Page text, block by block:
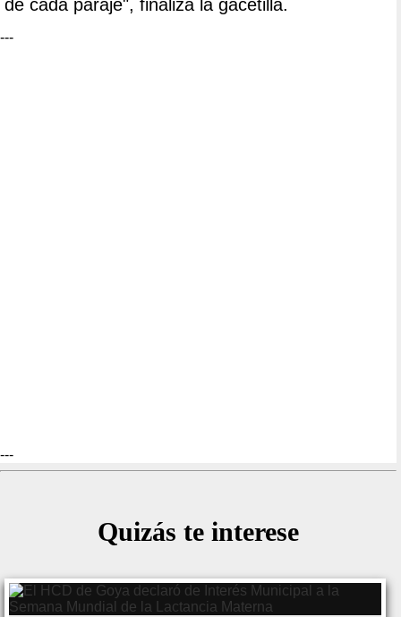
de cada paraje", finaliza la gacetilla.
---
---
Quizás te interese